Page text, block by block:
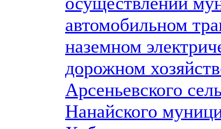
автомобильном
наземном
дорожном
Арсеньевского
Нанайского